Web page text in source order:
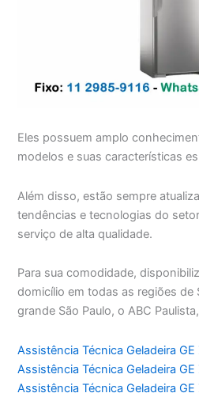
Eles possuem amplo
modelos e suas características
Além disso, estão sempre
tendências e tecnologias do
serviço de alta qualidade.
Para sua comodidade,
domicílio em todas as regiões de
grande São Paulo, o ABC
Assistência Técnica Geladeira
Assistência Técnica Geladeira
Assistência Técnica Geladeira